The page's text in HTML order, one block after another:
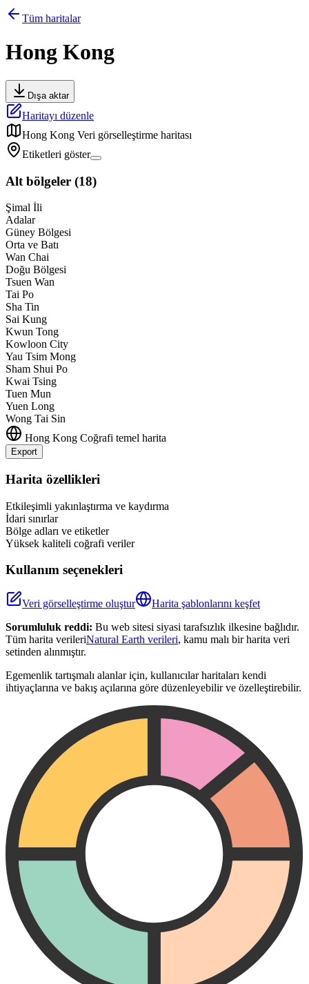
Tüm haritalar
Hong Kong
Dışa aktar
Haritayı düzenle
Hong Kong Veri görselleştirme haritası
Etiketleri göster
Alt bölgeler (18)
Şimal İli
Adalar
Güney Bölgesi
Orta ve Batı
Wan Chai
Doğu Bölgesi
Tsuen Wan
Tai Po
Sha Tin
Sai Kung
Kwun Tong
Kowloon City
Yau Tsim Mong
Sham Shui Po
Kwai Tsing
Tuen Mun
Yuen Long
Wong Tai Sin
Hong Kong Coğrafi temel harita
Export
+
−
Harita özellikleri
Etkileşimli yakınlaştırma ve kaydırma
İdari sınırlar
Bölge adları ve etiketler
Yüksek kaliteli coğrafi veriler
Kullanım seçenekleri
Veri görselleştirme oluştur
Harita şablonlarını keşfet
Sorumluluk reddi: Bu web sitesi siyasi tarafsızlık ilkesine bağlıdır.
Tüm harita verileriNatural Earth verileri, kamu malı bir harita veri
setinden alınmıştır.
Egemenlik tartışmalı alanlar için, kullanıcılar haritaları kendi
ihtiyaçlarına ve bakış açılarına göre düzenleyebilir ve özelleştirebilir.